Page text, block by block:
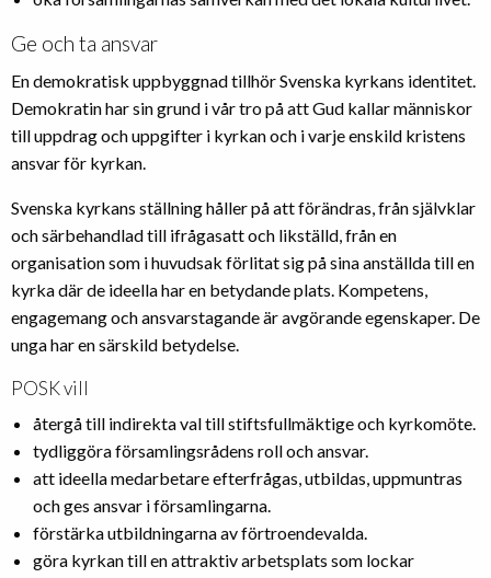
Ge och ta ansvar
En demokratisk uppbyggnad tillhör Svenska kyrkans identitet.
Demokratin har sin grund i vår tro på att Gud kallar människor
till uppdrag och uppgifter i kyrkan och i varje enskild kristens
ansvar för kyrkan.
Svenska kyrkans ställning håller på att förändras, från självklar
och särbehandlad till ifrågasatt och likställd, från en
organisation som i huvudsak förlitat sig på sina anställda till en
kyrka där de ideella har en betydande plats. Kompetens,
engagemang och ansvarstagande är avgörande egenskaper. De
unga har en särskild betydelse.
POSK vill
återgå till indirekta val till stiftsfullmäktige och kyrkomöte.
tydliggöra församlingsrådens roll och ansvar.
att ideella medarbetare efterfrågas, utbildas, uppmuntras
och ges ansvar i församlingarna.
förstärka utbildningarna av förtroendevalda.
göra kyrkan till en attraktiv arbetsplats som lockar